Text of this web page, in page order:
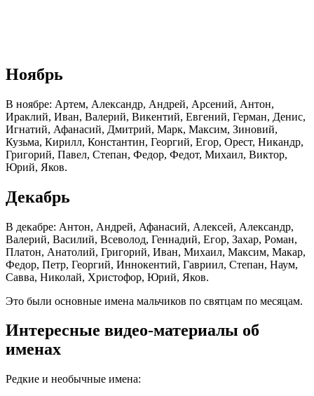
Ноябрь
В ноябре: Артем, Александр, Андрей, Арсений, Антон,
Ираклий, Иван, Валерий, Викентий, Евгений, Герман, Денис,
Игнатий, Афанасий, Дмитрий, Марк, Максим, Зиновий,
Кузьма, Кирилл, Константин, Георгий, Егор, Орест, Никандр,
Григорий, Павел, Степан, Федор, Федот, Михаил, Виктор,
Юрий, Яков.
Декабрь
В декабре: Антон, Андрей, Афанасий, Алексей, Александр,
Валерий, Василий, Всеволод, Геннадий, Егор, Захар, Роман,
Платон, Анатолий, Григорий, Иван, Михаил, Максим, Макар,
Федор, Петр, Георгий, Иннокентий, Гавриил, Степан, Наум,
Савва, Николай, Христофор, Юрий, Яков.
Это были основные имена мальчиков по святцам по месяцам.
Интересные видео-материалы об
именах
Редкие и необычные имена: